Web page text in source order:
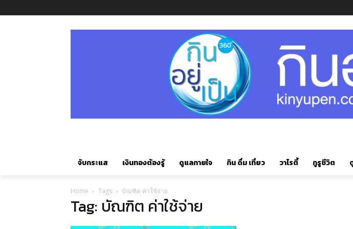
จับกระแส เงินทองต้องรู้ ดูแลกายใจ กิน ดื่ม เที่ยว วาไรตี้ กูรูชีวิต
Home Tags บัณฑิต ค่าใช้จ่าย
Tag: บัณฑิต ค่าใช้จ่าย